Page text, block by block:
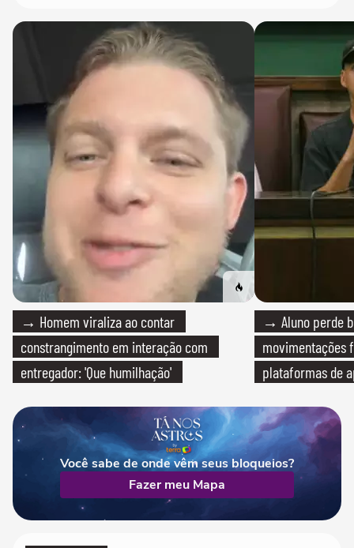
→ Homem viraliza ao contar
constrangimento em interação com
entregador: 'Que humilhação'
→ Aluno perde
movimentações
plataformas de
Você sabe de onde vêm seus bloqueios?
Fazer meu Mapa